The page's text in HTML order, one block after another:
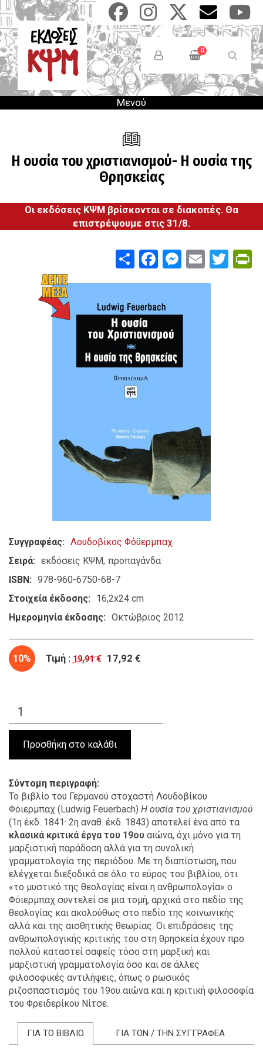
Παράκαμψη
προς
το
κυρίως
περιεχόμενο
Users
Menu
0
Μενού
Η ουσία του χριστιανισμού- Η ουσία της
Θρησκείας
Οι εκδόσεις ΚΨΜ βρίσκονται σε διακοπές. Θα
επιστρέψουμε στις 31/8.
ShareFacebook
Email
Συγγραφέας
Λουδοβίκος Φόϋερμπαχ
Σειρά
εκδόσεις ΚΨΜ προπαγάνδα
ISBN
978-960-6750-68-7
Στοιχεία έκδοσης
16,2x24 cm
Ημερομηνία έκδοσης
Οκτώβριος 2012
10% Τιμή : 19,91 € 17,92 €
Σύντομη περιγραφή
Το βιβλίο του Γερμανού στοχαστή Λουδοβίκου
Φόιερμπαχ (Ludwig Feuerbach) Η ουσία του χριστιανισμού
(1η έκδ. 1841· 2η αναθ. έκδ. 1843) αποτελεί ένα από τα
κλασικά κριτικά έργα του 19ου αιώνα, όχι μόνο για τη
μαρξιστική παράδοση αλλά για τη συνολική
γραμματολογία της περιόδου. Με τη διαπίστωση, που
ελέγχεται διεξοδικά σε όλο το εύρος του βιβλίου, ότι
«το μυστικό της θεολογίας είναι η ανθρωπολογία» ο
Φόιερμπαχ συντελεί σε μια τομή, αρχικά στο πεδίο της
θεολογίας και ακολούθως στο πεδίο της κοινωνικής
αλλά και της αισθητικής θεωρίας. Οι επιδράσεις της
ανθρωπολογικής κριτικής του στη θρησκεία έχουν προ
πολλού καταστεί σαφείς τόσο στη μαρξική και
μαρξιστική γραμματολογία όσο και σε άλλες
φιλοσοφικές αντιλήψεις, όπως ο ρωσικός
ριζοσπαστισμός του 19ου αιώνα και η κριτική φιλοσοφία
του Φρειδερίκου Νίτσε.
ΓΙΑ ΤΟ ΒΙΒΛΙΟ ΓΙΑ ΤΟΝ / ΤΗΝ ΣΥΓΓΡΑΦΕΑ